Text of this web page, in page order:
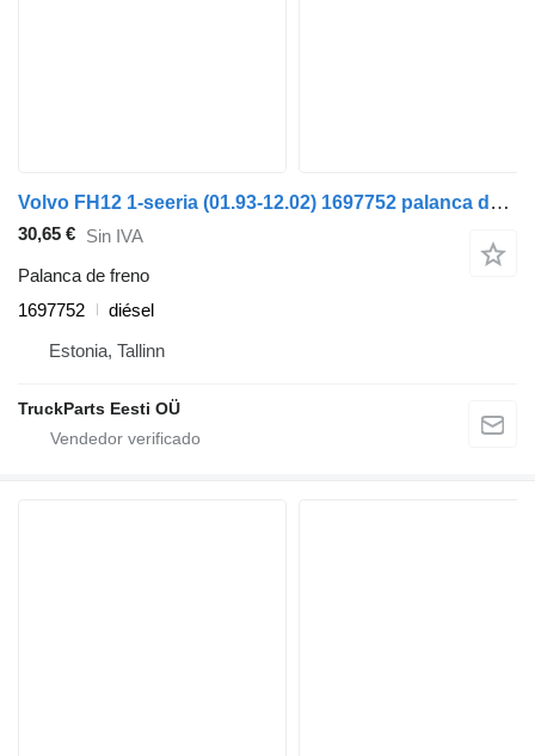
Volvo FH12 1-seeria (01.93-12.02) 1697752 palanca de freno para Volvo FH12, FH16, NH12, FH, VNL780 (1993-2014) cabeza tractora
30,65 € Sin IVA
Palanca de freno
1697752
diésel
Estonia, Tallinn
TruckParts Eesti OÜ